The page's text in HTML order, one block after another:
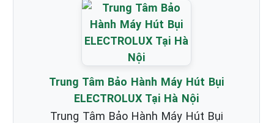
Trung Tâm Bảo Hành Máy Hút Bụi
ELECTROLUX Tại Hà Nội
Trung Tâm Bảo Hành Máy Hút Bụi